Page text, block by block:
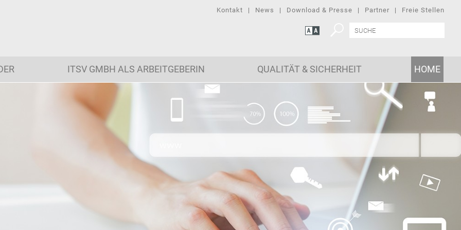
Kontakt News Download & Presse Partner Freie Stellen
ITSV GMBH ALS ARBEITGEBERIN QUALITÄT & SICHERHEIT HOME